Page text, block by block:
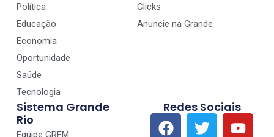
Política
Educação
Economia
Oportunidade
Saúde
Tecnologia
Clicks
Anuncie na Grande
Sistema Grande
Rio
Equipe GRFM
Redes Sociais